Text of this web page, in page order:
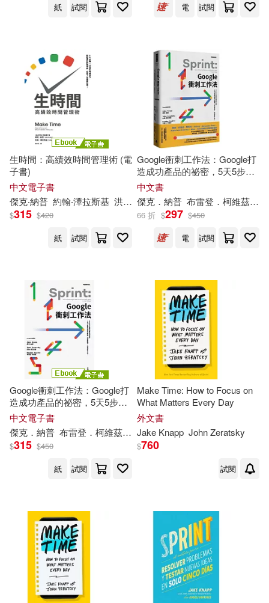
Summaries(1) Zeratsky(1)
電子書 (可複選)
適合手機平板閱讀(3)
其他 (可複選)
現在可購買商品(9)
-
紙
試閱 電 試閱
生時間：高績效時間管理術 (電
子書)
中文電子書
傑克‧納普 約翰‧澤拉斯基 洪世民
$315 $420
紙
試閱
Google衝刺工作法：Google打
造成功產品的祕密，5天5步驟
迅速解決難題、測試新點子、
完成更多工作!(暢銷新裝版)
中文書
傑克．納普 布雷登．柯維茲 約
66 折 $297 $450
電
試閱
Google衝刺工作法：Google打
造成功產品的祕密，5天5步驟
迅速解決難題、測試新點子、
完成更多工作!(暢銷新裝版) (電
子書)
中文電子書
傑克．納普 布雷登．柯維茲 約翰．澤拉斯基 許瑞宋
$315 $450
紙
試閱
Make Time: How to Focus on
What Matters Every Day
外文書
Jake Knapp JohnZeratsky
$760
試閱